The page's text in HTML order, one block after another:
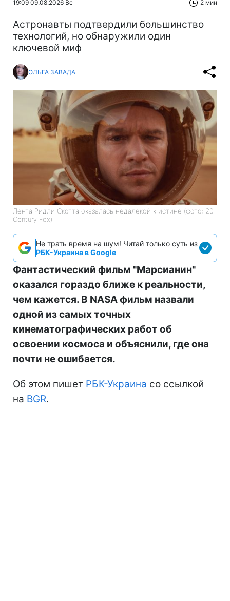
19:09 09.08.2026 Вс 2 мин
Астронавты подтвердили большинство
технологий, но обнаружили один
ключевой миф
ОЛЬГА ЗАВАДА
Лента Ридли Скотта оказалась недалекой к истине (фото: 20
Century Fox)
Не трать время на шум! Читай только суть из
РБК-Украина в Google
Фантастический фильм "Марсианин"
оказался гораздо ближе к реальности,
чем кажется. В NASA фильм назвали
одной из самых точных
кинематографических работ об
освоении космоса и объяснили, где она
почти не ошибается.
Об этом пишет РБК-Украина со ссылкой
на BGR.